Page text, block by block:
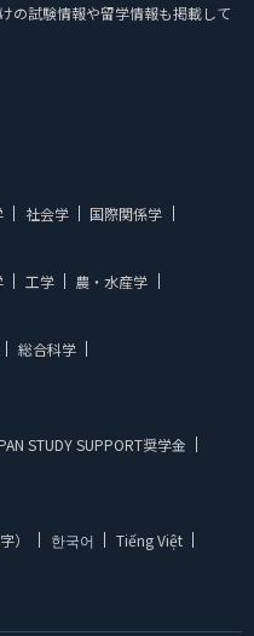
の試験情報や留学情報も掲載して
社会学
国際関係学
工学
農・水産学
総合科学
STUDY SUPPORT奨学金
） 한국어
Tiếng Việt